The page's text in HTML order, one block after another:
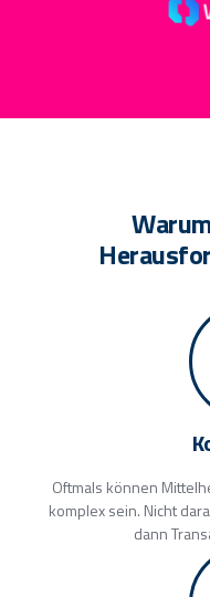
Oftmals können
komplex sein. Nicht
dann